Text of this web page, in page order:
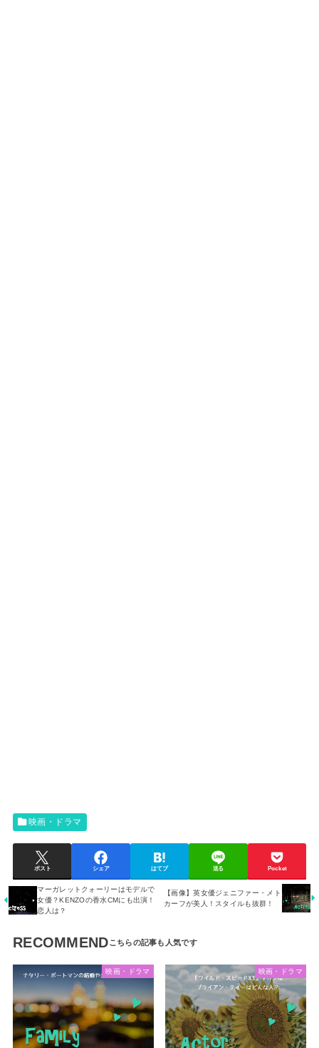
映画・ドラマ
ポスト シェア はてブ 送る Pocket
マーガレットクォーリーはモデルで
女優？KENZOの香水CMにも出演！
恋人は？
【画像】英女優ジェニファー・メト
カーフが美人！スタイルも抜群！
RECOMMEND
映画・ドラマ 映画・ドラマ